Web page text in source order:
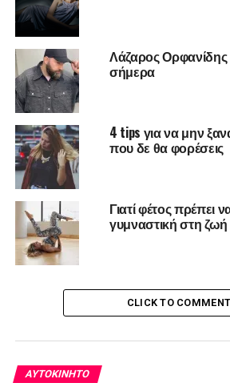
Πριν όμως καταλήξεις σε όλα τα
σου δοθεί η ευκαιρία να
αφετηρία για να ανοίξεις τα φτερά σου
Λάζαρος
σήμερα
4 tips για να μην
που δε θα φορέσεις
Γιατί φέτος πρέπει
γυμναστική στη
CLICK TO COMMENT
ΑΥΤΟΚΊΝΗΤΟ